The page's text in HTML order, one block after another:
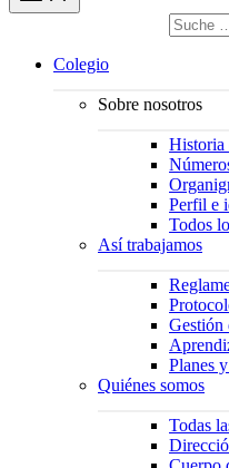
Buscar
por:
Colegio
Sobre nosotros
Historia
Perfil e
Todos
Así trabajamos
Gestión
Planes
Quiénes somos
Todas